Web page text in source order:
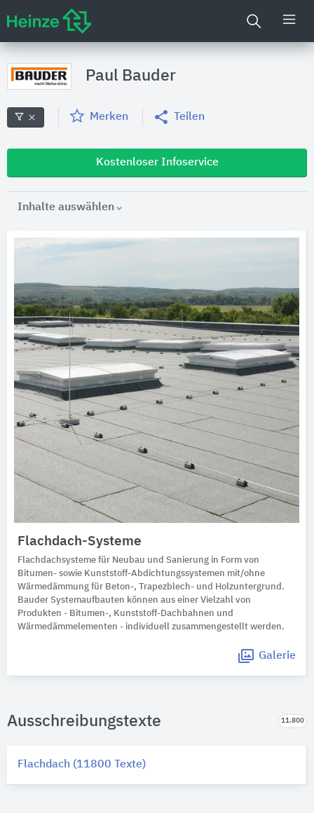
Paul Bauder
Merken Teilen
Kostenloser Infoservice
Inhalte auswählen
Flachdach-Systeme
Flachdachsysteme für Neubau und Sanierung in Form von
Bitumen- sowie Kunststoff-Abdichtungssystemen mit/ohne
Wärmedämmung für Beton-, Trapezblech- und Holzuntergrund.
Bauder Systemaufbauten können aus einer Vielzahl von
Produkten - Bitumen-, Kunststoff-Dachbahnen und
Wärmedämmelementen - individuell zusammengestellt werden.
Galerie
Ausschreibungstexte 11.800
Flachdach (11800 Texte)